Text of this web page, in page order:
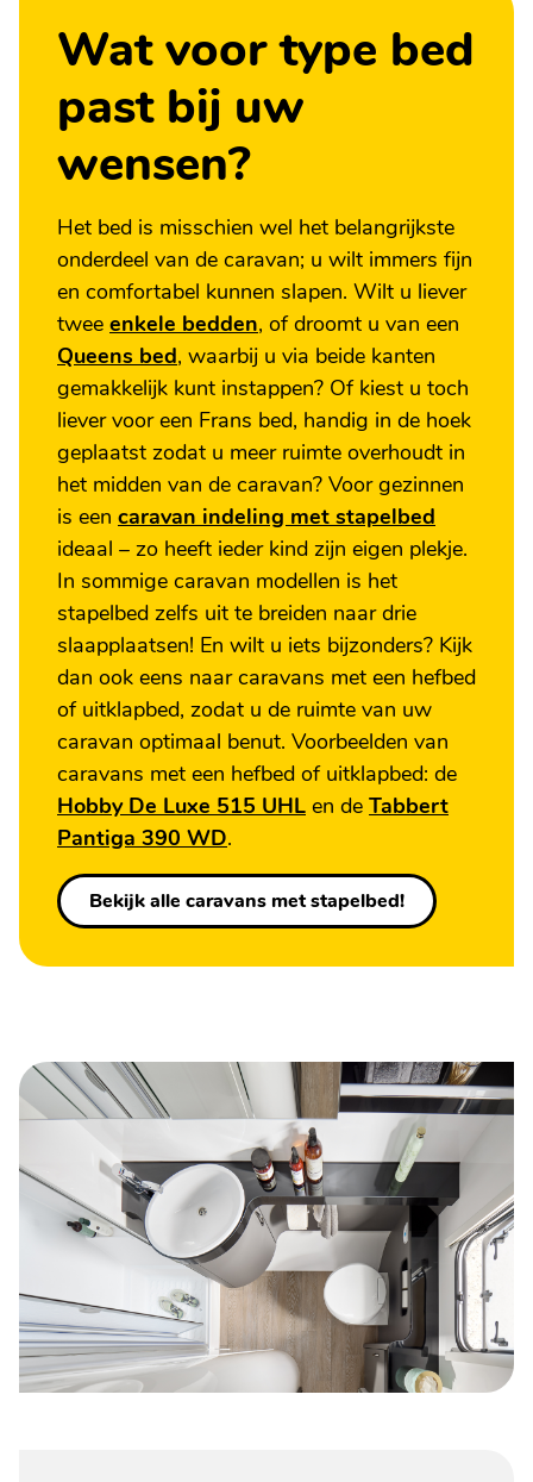
Wat voor type bed
past bij uw
wensen?
Het bed is misschien wel het belangrijkste
onderdeel van de caravan; u wilt immers fijn
en comfortabel kunnen slapen. Wilt u liever
twee enkele bedden, of droomt u van een
Queens bed, waarbij u via beide kanten
gemakkelijk kunt instappen? Of kiest u toch
liever voor een Frans bed, handig in de hoek
geplaatst zodat u meer ruimte overhoudt in
het midden van de caravan? Voor gezinnen
is een caravan indeling met stapelbed
ideaal – zo heeft ieder kind zijn eigen plekje.
In sommige caravan modellen is het
stapelbed zelfs uit te breiden naar drie
slaapplaatsen! En wilt u iets bijzonders? Kijk
dan ook eens naar caravans met een hefbed
of uitklapbed, zodat u de ruimte van uw
caravan optimaal benut. Voorbeelden van
caravans met een hefbed of uitklapbed: de
Hobby De Luxe 515 UHL en de Tabbert
Pantiga 390 WD.
Bekijk alle caravans met stapelbed!